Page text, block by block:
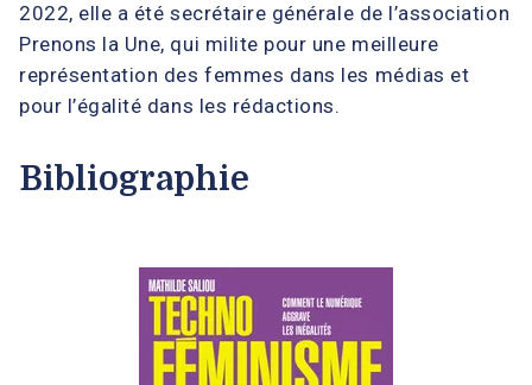
2022, elle a été secrétaire générale de l’association
Prenons la Une, qui milite pour une meilleure
représentation des femmes dans les médias et
pour l’égalité dans les rédactions.
Bibliographie